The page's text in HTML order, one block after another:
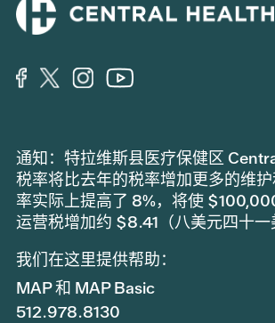
通知：特拉维斯县医疗保健区
税率将比去年的税率增加更多的维
率实际上提高了 8%，将使
运营税增加约 $8.41（八美元四十
我们在这里提供帮助：
MAP 和 MAP Basic
512.978.8130